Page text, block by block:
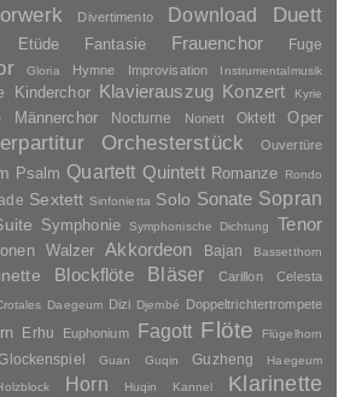
Divertimento Download
Duett
Etüde Fantasie Frauenchor Fuge
Gloria Hymne Improvisation Instrumentalmusik
Kinderchor Klavierauszug Konzert Kyrie
Männerchor Nocturne Nonett Oktett Oper
Orchesterstück Ouvertüre
Psalm Quartett Quintett Romanze Rondo
Sextett Sinfonietta Solo Sonate Sopran
Symphonie Symphonische Dichtung Tenor
Walzer Akkordeon Bajan Bassetthorn
Blockflöte Bläser Carillon Celesta
Daegeum Dizi Djembé Doppeltrichtertrompete
Erhu Euphonium Fagott Flöte
Flügelhorn
Guan Guqin Guzheng
Haegeum
Horn Huqin Kannel Klarinette